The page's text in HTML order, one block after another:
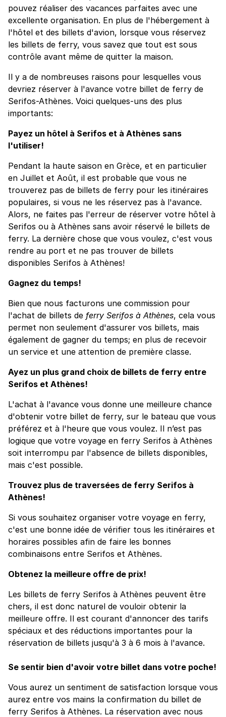
pouvez réaliser des vacances parfaites avec une
excellente organisation. En plus de l'hébergement à
l'hôtel et des billets d'avion, lorsque vous réservez
les billets de ferry, vous savez que tout est sous
contrôle avant même de quitter la maison.
Il y a de nombreuses raisons pour lesquelles vous
devriez réserver à l'avance votre billet de ferry de
Serifos-Athènes. Voici quelques-uns des plus
importants:
Payez un hôtel à Serifos et à Athènes sans
l'utiliser!
Pendant la haute saison en Grèce, et en particulier
en Juillet et Août, il est probable que vous ne
trouverez pas de billets de ferry pour les itinéraires
populaires, si vous ne les réservez pas à l'avance.
Alors, ne faites pas l'erreur de réserver votre hôtel à
Serifos ou à Athènes sans avoir réservé le billets de
ferry. La dernière chose que vous voulez, c'est vous
rendre au port et ne pas trouver de billets
disponibles Serifos à Athènes!
Gagnez du temps!
Bien que nous facturons une commission pour
l'achat de billets de ferry Serifos à Athènes, cela vous
permet non seulement d'assurer vos billets, mais
également de gagner du temps; en plus de recevoir
un service et une attention de première classe.
Ayez un plus grand choix de billets de ferry entre
Serifos et Athènes!
L'achat à l'avance vous donne une meilleure chance
d'obtenir votre billet de ferry, sur le bateau que vous
préférez et à l'heure que vous voulez. Il n’est pas
logique que votre voyage en ferry Serifos à Athènes
soit interrompu par l'absence de billets disponibles,
mais c'est possible.
Trouvez plus de traversées de ferry Serifos à
Athènes!
Si vous souhaitez organiser votre voyage en ferry,
c'est une bonne idée de vérifier tous les itinéraires et
horaires possibles afin de faire les bonnes
combinaisons entre Serifos et Athènes.
Obtenez la meilleure offre de prix!
Les billets de ferry Serifos à Athènes peuvent être
chers, il est donc naturel de vouloir obtenir la
meilleure offre. Il est courant d'annoncer des tarifs
spéciaux et des réductions importantes pour la
réservation de billets jusqu'à 3 à 6 mois à l'avance.
Se sentir bien d'avoir votre billet dans votre poche!
Vous aurez un sentiment de satisfaction lorsque vous
aurez entre vos mains la confirmation du billet de
ferry Serifos à Athènes. La réservation avec nous